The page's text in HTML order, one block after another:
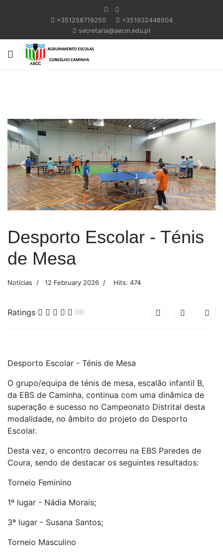
+351258719250
+351932448504
secretaria@aecm.edu.pt
Previous Next
Desporto Escolar - Ténis
de Mesa
Notícias 12 February 2026 Hits: 474
Ratings (0)
Desporto Escolar - Ténis de Mesa
O grupo/equipa de ténis de mesa, escalão infantil B,
da EBS de Caminha, continua com uma dinâmica de
superação e sucesso no Campeonato Distrital desta
modalidade, no âmbito do projeto do Desporto
Escolar.
Desta vez, o encontro decorreu na EBS Paredes de
Coura, sendo de destacar os seguintes resultados:
Torneio Feminino
1º lugar - Nádia Morais;
3º lugar - Susana Santos;
Torneio Masculino